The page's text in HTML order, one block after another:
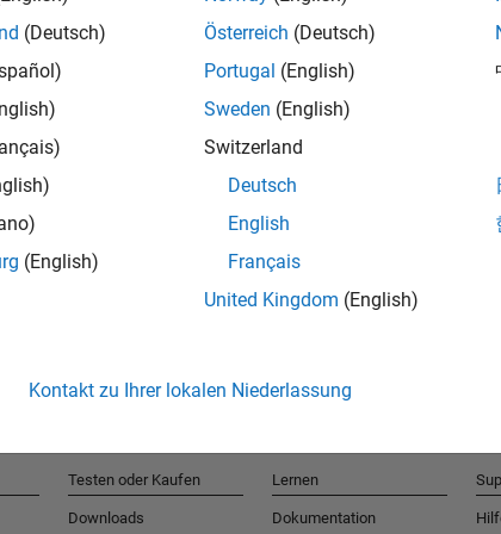
Erhalten Sie
(Deutsch)
(English)
Österreich (Deutsch)
Portugal (English)
Sweden (English)
Switzerland
Deutsch
English
Français
United Kingdom (English)
Kontakt zu Ihrer lokalen Niederlassung
Testen oder Kaufen
Downloads
Lernen
Dokumentation